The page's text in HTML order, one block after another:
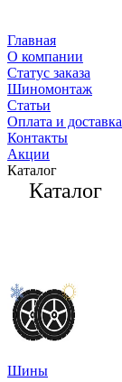
Главная
О компании
Статус заказа
Шиномонтаж
Статьи
Оплата и доставка
Контакты
Акции
Каталог
Каталог
Шины